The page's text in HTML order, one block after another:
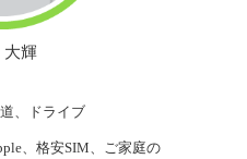
大輝
、ドライブ
、格安SIM、ご家庭の